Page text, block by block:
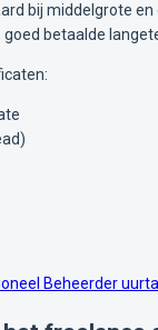
bij middelgrote
betaalde
Beheerder